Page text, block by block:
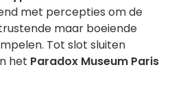
met percepties om de
maar boeiende
Tot slot sluiten
het Paradox Museum Paris